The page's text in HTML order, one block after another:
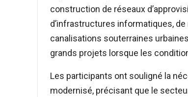
construction de réseaux
d’infrastructures informatiques,
canalisations souterraines
grands projets lorsque les
Les participants ont souligné la
modernisé, précisant que le